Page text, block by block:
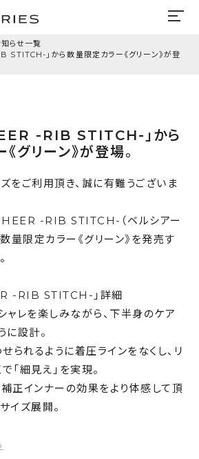
らせ一覧
STITCH-」から数量限定カラー《グリーン》が登
-RIB STITCH-」から
グリーン》が登場。
をご利用頂き、誠に有難うございま
-RIB STITCH-（ベルシアー
数量限定カラー《グリーン》を発売す
-RIB STITCH-」詳細
ャレを楽しみながら、下半身のケア
に設計。
せられるように着圧ラインをなくし、リ
「細見え」を実現。
正インナーの効果をより体感して頂
イズ展開。